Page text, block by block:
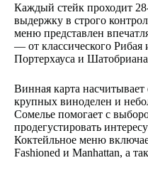
Каждый стейк проходит
выдержку в строго
меню представлен
— от классического
Портерхауса и
Винная карта
крупных виноделен и
Сомелье помогает с
продегустировать
Коктейльное меню
Fashioned и Manhattan, а